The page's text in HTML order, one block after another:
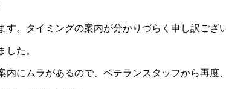
。タイミングの案内が分かりづらく申し訳ござ
した。
内にムラがあるので、ベテランスタッフから再度